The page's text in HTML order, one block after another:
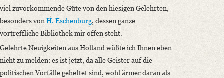
viel zuvorkommende Güte von den hiesigen Gelehrten,
besonders vonH. Eschenburg, dessen ganze
vortreffliche Bibliothek mir offen steht.
Gelehrte Neuigkeiten aus Holland wüßte ich Ihnen eben
nicht zu melden: es ist jetzt, da alle Geister auf die
politischen Vorfälle geheftet sind, wohl ärmer daran als